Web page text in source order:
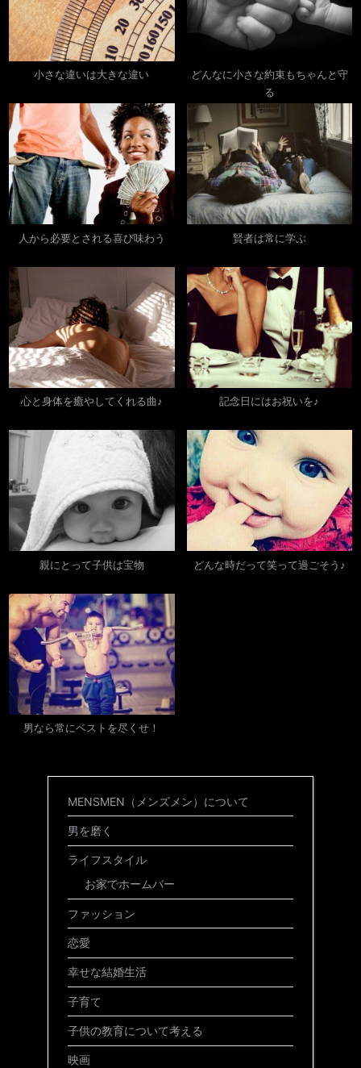
ー
シ
ン
P
o
s
:
:
小さな違いは大きな違い
どんなに小さな約束もちゃんと守
る
人から必要とされる喜び味わう 賢者は常に学ぶ
心と身体を癒やしてくれる曲♪ 記念日にはお祝いを♪
親にとって子供は宝物 どんな時だって笑って過ごそう♪
男なら常にベストを尽くせ！
MENSMEN（メンズメン）について
男を磨く
ライフスタイル
お家でホームバー
ファッション
恋愛
幸せな結婚生活
子育て
子供の教育について考える
映画